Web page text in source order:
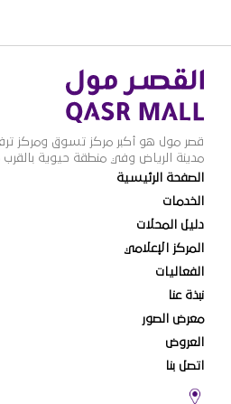
قصر مول هو أكبر مركز تسوق ومركز
مدينة الرياض وفي منطقة حيوية
الصفحة الرئيسية
الخدمات
دليل المحلات
المركز الإعلامي
الفعاليات
نبذة عنا
معرض الصور
العروض
اتصل بنا